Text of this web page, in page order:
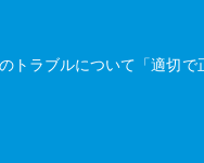
ラブルについて「適切